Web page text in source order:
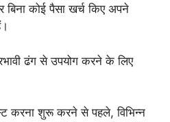
कोई पैसा खर्च किए अपने
ढंग से उपयोग करने के लिए
करना शुरू करने से पहले, विभिन्न